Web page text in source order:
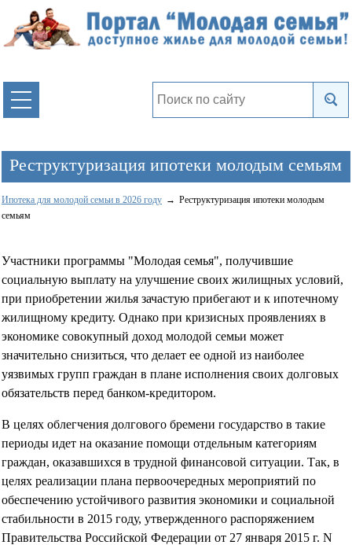
Реструктуризация ипотеки молодым семьям
Ипотека для молодой семьи в 2026 году
Реструктуризация ипотеки молодым
семьям
Участники программы "Молодая семья", получившие
социальную выплату на улучшение своих жилищных условий,
при приобретении жилья зачастую прибегают и к ипотечному
жилищному кредиту. Однако при кризисных проявлениях в
экономике совокупный доход молодой семьи может
значительно снизиться, что делает ее одной из наиболее
уязвимых групп граждан в плане исполнения своих долговых
обязательств перед банком-кредитором.
В целях облегчения долгового бремени государство в такие
периоды идет на оказание помощи отдельным категориям
граждан, оказавшихся в трудной финансовой ситуации. Так, в
целях реализации плана первоочередных мероприятий по
обеспечению устойчивого развития экономики и социальной
стабильности в 2015 году, утвержденного распоряжением
Правительства Российской Федерации от 27 января 2015 г. N